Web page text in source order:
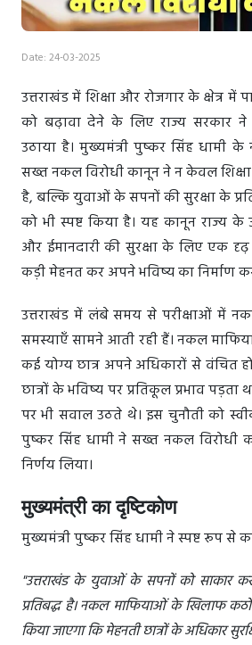
Date: 24-03-2025
उत्तराखंड में शिक्षा और रोजगार के क्षेत्र में
को बढ़ावा देने के लिए राज्य सरकार
उठाया है। मुख्यमंत्री पुष्कर सिंह धामी
सख्त नकल विरोधी कानून ने न केवल
है, बल्कि युवाओं के सपनों की सुरक्षा के
को भी स्पष्ट किया है। यह कानून राज्य
और ईमानदारी की सुरक्षा के लिए एक
कड़ी मेहनत कर अपने भविष्य का निर्माण
उत्तराखंड में लंबे समय से परीक्षाओं में
समस्याएँ सामने आती रही हैं। नकल
कई योग्य छात्र अपने अधिकारों से वंचित
छात्रों के भविष्य पर प्रतिकूल प्रभाव पड़ता
पर भी सवाल उठते थे। इस चुनौती को
पुष्कर सिंह धामी ने सख्त नकल विरोधी
निर्णय लिया।
मुख्यमंत्री का दृष्टिकोण
मुख्यमंत्री पुष्कर सिंह धामी ने स्पष्ट रूप से
"उत्तराखंड के युवाओं के सपनों को साकार
प्रतिबद्ध है। नकल माफियाओं के खिलाफ
किया जाएगा कि मेहनती छात्रों के अधिकार